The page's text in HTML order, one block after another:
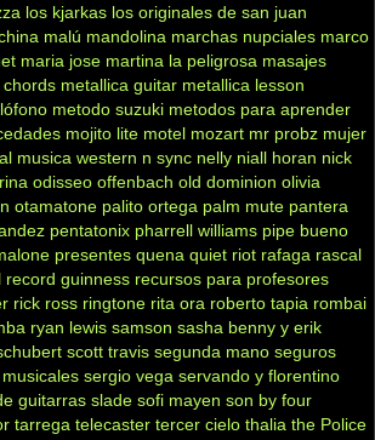
los kjarkas los originales de san juan
malú mandolina marchas nupciales marco
maria jose martina la peligrosa masajes
chords metallica guitar metallica lesson
metodo suzuki metodos para aprender
mojito lite motel mozart mr probz mujer
musica western n sync nelly niall horan nick
odisseo offenbach old dominion olivia
otamatone palito ortega palm mute pantera
pentatonix pharrell williams pipe bueno
presentes quena quiet riot rafaga rascal
record guinness recursos para profesores
rick ross ringtone rita ora roberto tapia rombai
ryan lewis samson sasha benny y erik
scott travis segunda mano seguros
sergio vega servando y florentino
guitarras slade sofi mayen son by four
tarrega telecaster tercer cielo thalia the Police